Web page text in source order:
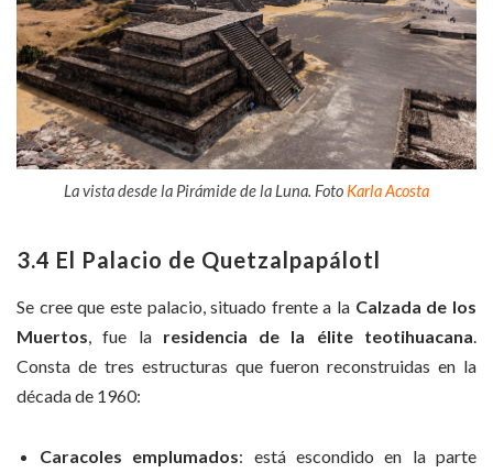
La vista desde la Pirámide de la Luna. Foto Karla Acosta
3.4 El Palacio de Quetzalpapálotl
Se cree que este palacio, situado frente a la Calzada de los
Muertos, fue la residencia de la élite teotihuacana.
Consta de tres estructuras que fueron reconstruidas en la
década de 1960:
Caracoles emplumados: está escondido en la parte